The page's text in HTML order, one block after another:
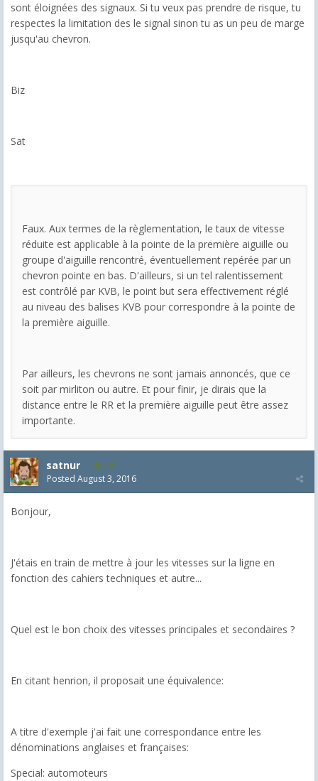
sont éloignées des signaux. Si tu veux pas prendre de risque, tu
respectes la limitation des le signal sinon tu as un peu de marge
jusqu'au chevron.
Biz
Sat
Faux. Aux termes de la règlementation, le taux de vitesse
réduite est applicable à la pointe de la première aiguille ou
groupe d'aiguille rencontré, éventuellement repérée par un
chevron pointe en bas. D'ailleurs, si un tel ralentissement
est contrôlé par KVB, le point but sera effectivement réglé
au niveau des balises KVB pour correspondre à la pointe de
la première aiguille.
Par ailleurs, les chevrons ne sont jamais annoncés, que ce
soit par mirliton ou autre. Et pour finir, je dirais que la
distance entre le RR et la première aiguille peut être assez
importante.
satnur 135
Posted August 3, 2016
Bonjour,
J'étais en train de mettre à jour les vitesses sur la ligne en
fonction des cahiers techniques et autre...
Quel est le bon choix des vitesses principales et secondaires ?
En citant henrion, il proposait une équivalence:
A titre d'exemple j'ai fait une correspondance entre les
dénominations anglaises et françaises:
Special: automoteurs